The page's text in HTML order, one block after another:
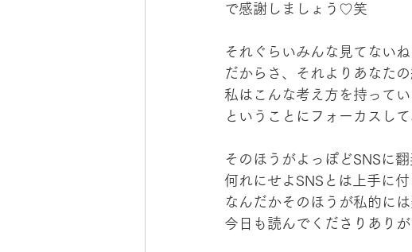
で感謝しましょう♡笑
それぐらいみんな見てない
だからさ、それよりあなた
私はこんな考え方を持ってい
ということにフォーカスし
そのほうがよっぽどSNSに
何れにせよSNSとは上手に
なんだかそのほうが私的に
今日も読んでくださりあり